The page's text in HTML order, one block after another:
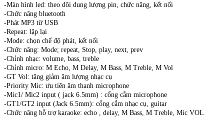
-Màn hình led: theo dõi dung lượng pin, chức năng, kết nối
-Chức năng bluetooth
-Phát MP3 từ USB
-Repeat: lặp lại
-Mode: chọn chế độ phát, kết nối
-Chức năng: Mode; repeat, Stop, play, next, prev
-Chỉnh nhạc: volume, bass, treble
-Chỉnh micro: M Echo, M Delay, M Bass, M Treble, M Vol
-GT Vol: tăng giảm âm lượng nhạc cụ
-Priority Mic: ưu tiên âm thanh microphone
-Mic1/ Mic2 input ( jack 6.5mm) : cổng cắm microphone
-GT1/GT2 input (Jack 6.5mm): cổng cắm nhạc cụ, guitar
-Chức năng hỗ trợ karaoke: echo , delay, M Bass, M Treble, Mic VOL